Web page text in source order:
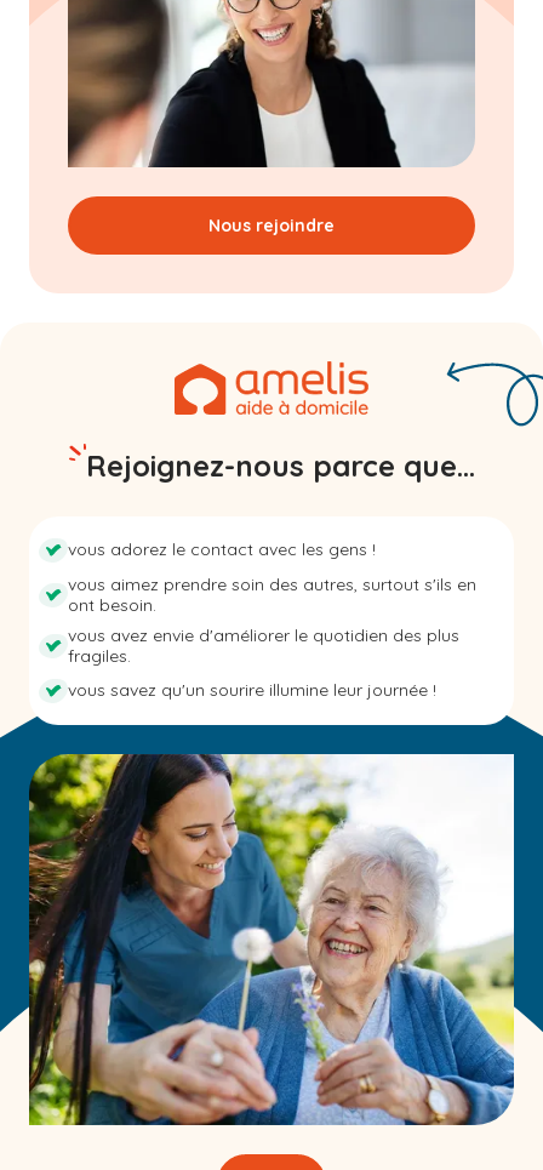
Nous rejoindre
Rejoignez-nous parce que...
vous adorez le contact avec les gens !
vous aimez prendre soin des autres, surtout s'ils en
ont besoin.
vous avez envie d'améliorer le quotidien des plus
fragiles.
vous savez qu'un sourire illumine leur journée !